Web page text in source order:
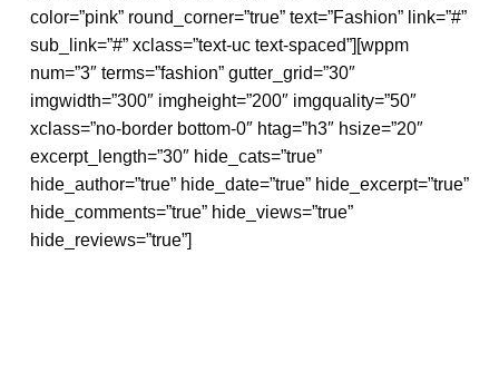
color=”pink” round_corner=”true” text=”Fashion” link=”#”
sub_link=”#” xclass=”text-uc text-spaced”][wppm
num=”3″ terms=”fashion” gutter_grid=”30″
imgwidth=”300″ imgheight=”200″ imgquality=”50″
xclass=”no-border bottom-0″ htag=”h3″ hsize=”20″
excerpt_length=”30″ hide_cats=”true”
hide_author=”true” hide_date=”true” hide_excerpt=”true”
hide_comments=”true” hide_views=”true”
hide_reviews=”true”]